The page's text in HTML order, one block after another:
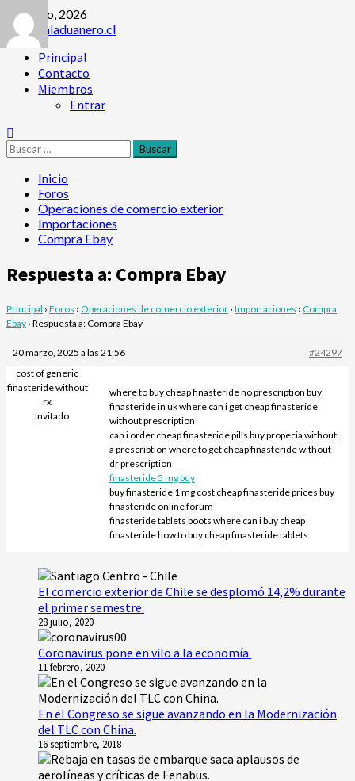
8 agosto, 2026
Principal
Contacto
Miembros
Entrar
Inicio
Foros
Operaciones de comercio exterior
Importaciones
Compra Ebay
Respuesta a: Compra Ebay
Principal › Foros › Operaciones de comercio exterior › Importaciones › Compra
Ebay › Respuesta a: Compra Ebay
20 marzo, 2025 a las 21:56
#24297
cost of generic
finasteride without
rx
Invitado
where to buy cheap finasteride no prescription buy
finasteride in uk where can i get cheap finasteride
without prescription
can i order cheap finasteride pills buy propecia without
a prescription where to get cheap finasteride without
dr prescription
finasteride 5 mg buy
buy finasteride 1 mg cost cheap finasteride prices buy
finasteride online forum
finasteride tablets boots where can i buy cheap
finasteride how to buy cheap finasteride tablets
El comercio exterior de Chile se desplomó 14,2% durante
el primer semestre.
28 julio, 2020
Coronavirus pone en vilo a la economía.
11 febrero, 2020
En el Congreso se sigue avanzando en la Modernización
del TLC con China.
16 septiembre, 2018